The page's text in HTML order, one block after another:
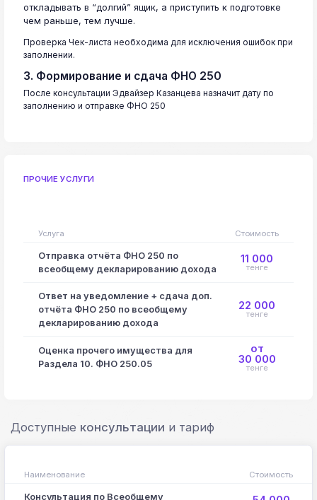
откладывать в “долгий” ящик, а приступить к подготовке
чем раньше, тем лучше.
Проверка Чек-листа необходима для исключения ошибок при
заполнении.
3. Формирование и сдача ФНО 250
После консультации Эдвайзер Казанцева назначит дату по
заполнению и отправке ФНО 250
ПРОЧИЕ УСЛУГИ
Услуга Стоимость
Отправка отчёта ФНО 250 по
всеобщему декларированию дохода
11 000
тенге
Ответ на уведомление + сдача доп.
отчёта ФНО 250 по всеобщему
декларированию дохода
22 000
тенге
Оценка прочего имущества для
Раздела 10. ФНО 250.05
от
30 000
тенге
Доступные консультации и тариф
Наименование Стоимость
Консультация по Всеобщему